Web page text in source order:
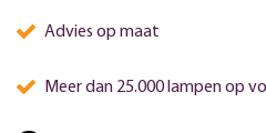
Advies op maat
Meer dan 25.000 lampen op